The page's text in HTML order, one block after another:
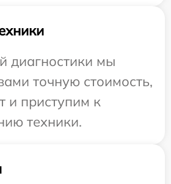
диагностики мы
точную стоимость,
и приступим к
техники.